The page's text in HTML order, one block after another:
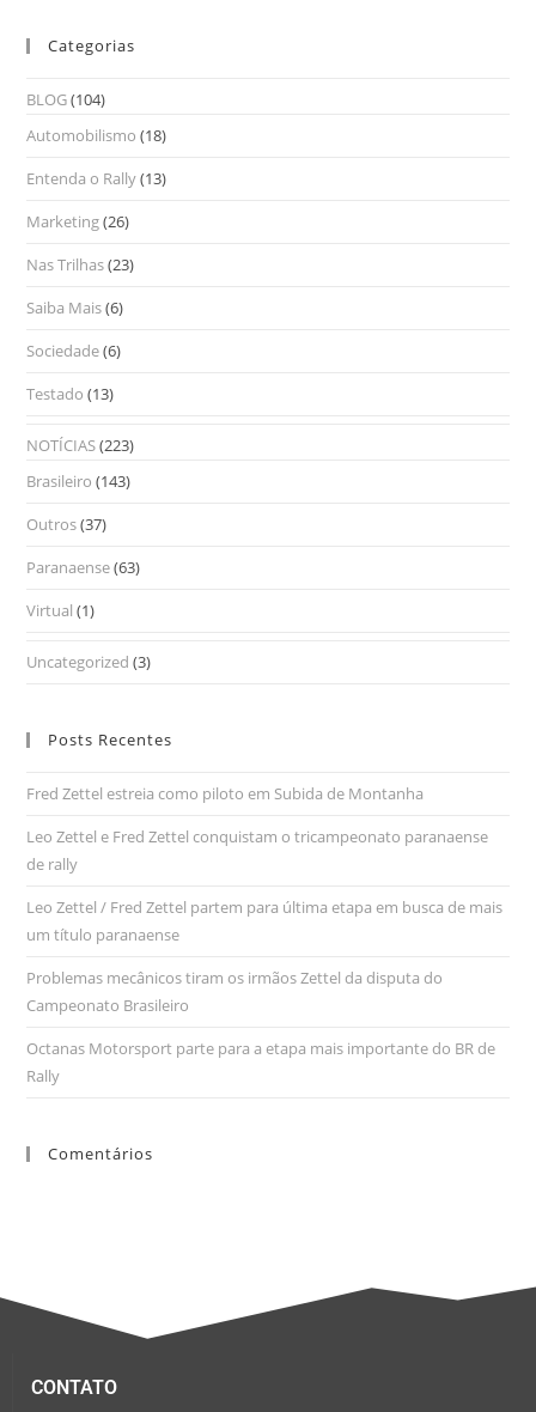
Categorias
BLOG(104)
Automobilismo (18)
Entenda o Rally(13)
Marketing(26)
Nas Trilhas(23)
Saiba Mais(6)
Sociedade(6)
Testado (13)
NOTÍCIAS(223)
Brasileiro (143)
Outros(37)
Paranaense(63)
Virtual (1)
Uncategorized (3)
Posts Recentes
Fred Zettel estreia como piloto em Subida de Montanha
Leo Zettel e Fred Zettel conquistam o tricampeonato paranaense
de rally
Leo Zettel / Fred Zettel partem para última etapa em busca de mais
um título paranaense
Problemas mecânicos tiram os irmãos Zettel da disputa do
Campeonato Brasileiro
Octanas Motorsport parte para a etapa mais importante do BR de
Rally
Comentários
CONTATO